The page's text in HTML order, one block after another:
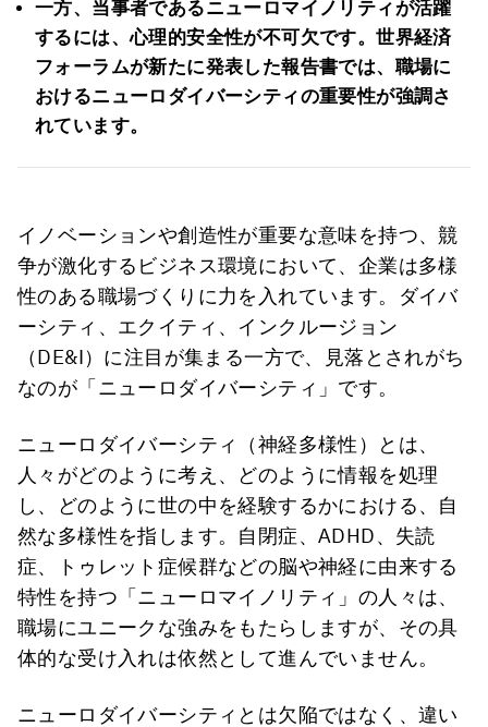
一方、当事者であるニューロマイノリティが活躍
するには、心理的安全性が不可欠です。世界経済
フォーラムが新たに発表した報告書では、職場に
おけるニューロダイバーシティの重要性が強調さ
れています。
イノベーションや創造性が重要な意味を持つ、競
争が激化するビジネス環境において、企業は多様
性のある職場づくりに力を入れています。ダイバ
ーシティ、エクイティ、インクルージョン
（DE&I）に注目が集まる一方で、見落とされがち
なのが「ニューロダイバーシティ」です。
ニューロダイバーシティ（神経多様性）とは、
人々がどのように考え、どのように情報を処理
し、どのように世の中を経験するかにおける、自
然な多様性を指します。自閉症、ADHD、失読
症、トゥレット症候群などの脳や神経に由来する
特性を持つ「ニューロマイノリティ」の人々は、
職場にユニークな強みをもたらしますが、その具
体的な受け入れは依然として進んでいません。
ニューロダイバーシティとは欠陥ではなく、違い